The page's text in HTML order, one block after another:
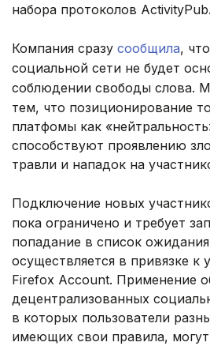
набора протоколов ActivityPub.
Компания сразу сообщила,
социальной сети не будет
соблюдении свободы слова.
тем, что позиционирование
платфомы как
способствуют проявлению
травли и нападок на
Подключение новых
пока ограничено и требует
попадание в список
осуществляется в привязке к
Firefox Account. Применение
децентрализованных
в которых пользователи
имеющих свои правила,